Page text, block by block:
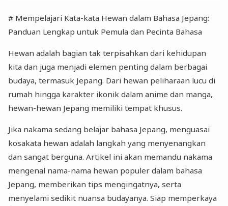
# Mempelajari Kata-kata Hewan dalam Bahasa Jepang:
Panduan Lengkap untuk Pemula dan Pecinta Bahasa
Hewan adalah bagian tak terpisahkan dari kehidupan
kita dan juga menjadi elemen penting dalam berbagai
budaya, termasuk Jepang. Dari hewan peliharaan lucu di
rumah hingga karakter ikonik dalam anime dan manga,
hewan-hewan Jepang memiliki tempat khusus.
Jika nakama sedang belajar bahasa Jepang, menguasai
kosakata hewan adalah langkah yang menyenangkan
dan sangat berguna. Artikel ini akan memandu nakama
mengenal nama-nama hewan populer dalam bahasa
Jepang, memberikan tips mengingatnya, serta
menyelami sedikit nuansa budayanya. Siap memperkaya